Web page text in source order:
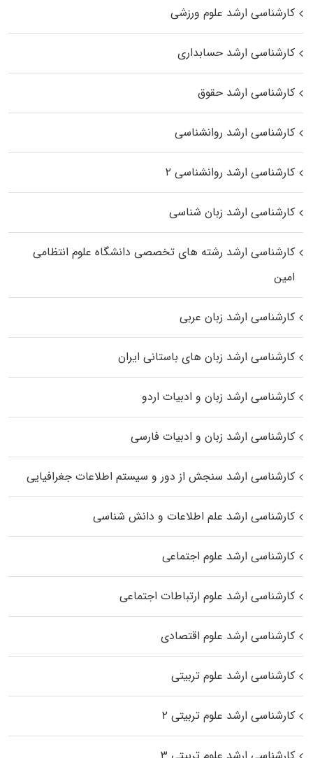
کارشناسی ارشد علوم ورزشی
کارشناسی ارشد حسابداری
کارشناسی ارشد حقوق
کارشناسی ارشد روانشناسی
کارشناسی ارشد روانشناسی ۲
کارشناسی ارشد زبان شناسی
کارشناسی ارشد رﺷﺘﻪ ﻫﺎی تخصصی داﻧﺸﮕﺎه ﻋﻠﻮم انتظامی
اﻣﻴﻦ
کارشناسی ارشد زبان عربی
کارشناسی ارشد زبان‌ های باستانی ایران
کارشناسی ارشد زبان و ادبیات اردو
کارشناسی ارشد زبان و ادبیات فارسی
کارشناسی ارشد سنجش از دور و سیستم اطلاعات جغرافیایی
کارشناسی ارشد علم اطلاعات و دانش شناسی
کارشناسی ارشد علوم اجتماعی
کارشناسی ارشد علوم ارتباطات اجتماعی
کارشناسی ارشد علوم اقتصادی
کارشناسی ارشد علوم تربیتی
کارشناسی ارشد علوم تربیتی ۲